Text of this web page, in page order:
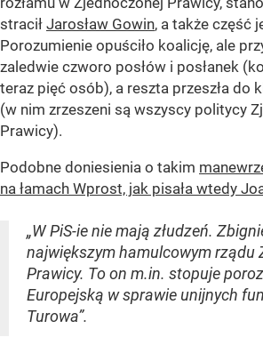
stracił Jarosław Gowin, a także część
Porozumienie opuściło koalicję, ale
zaledwie czworo posłów i posłanek
teraz pięć osób), a reszta przeszła do
(w nim zrzeszeni są wszyscy politycy
Prawicy).
Podobne doniesienia o takim
na łamach Wprost, jak pisała wtedy
„W PiS-ie nie mają złudzeń.
największym hamulcowym rządu
Prawicy. To on m.in. stopuje
Europejską w sprawie unijnych
Turowa”.